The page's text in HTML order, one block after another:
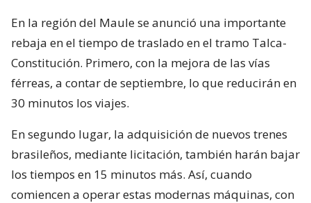
En la región del Maule se anunció una importante
rebaja en el tiempo de traslado en el tramo Talca-
Constitución. Primero, con la mejora de las vías
férreas, a contar de septiembre, lo que reducirán en
30 minutos los viajes.
En segundo lugar, la adquisición de nuevos trenes
brasileños, mediante licitación, también harán bajar
los tiempos en 15 minutos más. Así, cuando
comiencen a operar estas modernas máquinas, con